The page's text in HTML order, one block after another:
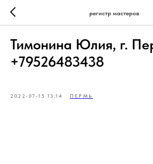
регистр мастеров
Тимонина Юлия, г.
+79526483438
2022-07-15 13:14 ПЕРМЬ